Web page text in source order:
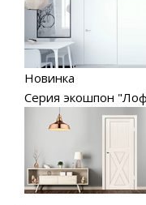
Новинка
Серия экошпон